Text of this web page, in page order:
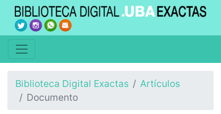
Biblioteca Digital Exactas
Artículos
Documento